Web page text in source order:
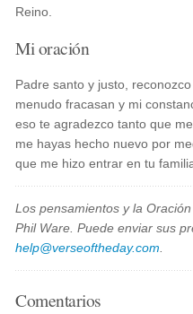
Reino.
Mi oración
Padre santo y justo,
menudo fracasan y mi
eso te agradezco tanto que
me hayas hecho nuevo por
que me hizo entrar en tu
Los pensamientos y la
Phil Ware. Puede enviar sus
help@verseoftheday.com
Comentarios